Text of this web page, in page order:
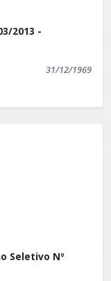
2013 -
31/12/1969
Seletivo Nº